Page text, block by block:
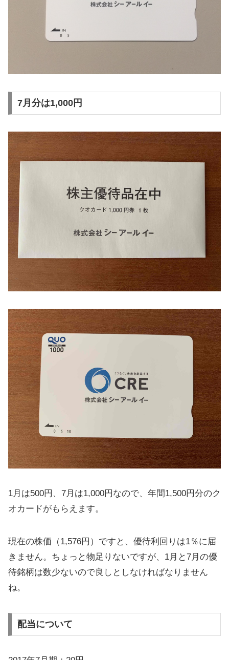
7月分は1,000円
1月は500円、7月は1,000円なので、年間1,500円分のク
オカードがもらえます。
現在の株価（1,576円）ですと、優待利回りは1％に届
きません。ちょっと物足りないですが、1月と7月の優
待銘柄は数少ないので良しとしなければなりません
ね。
配当について